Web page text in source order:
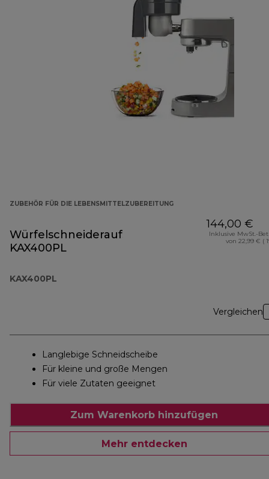
ZUBEHÖR FÜR DIE LEBENSMITTELZUBEREITUNG
Würfelschneideraufsatz
KAX400PL
KAX400PL
144,00 €
Inklusive MwSt.-
von 22,99 € (
Vergleichen
Langlebige Schneidscheibe
Für kleine und große Mengen
Für viele Zutaten geeignet
Zum Warenkorb hinzufügen
Mehr entdecken